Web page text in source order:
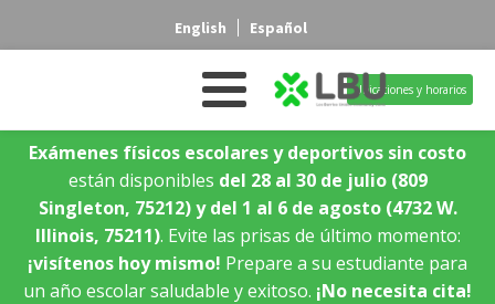
English Español
Ubicaciones y horarios
Exámenes físicos escolares y deportivos sin costo
están disponibles del 28 al 30 de julio (809
Singleton, 75212) y del 1 al 6 de agosto (4732 W.
Illinois, 75211). Evite las prisas de último momento:
¡visítenos hoy mismo! Prepare a su estudiante para
un año escolar saludable y exitoso. ¡No necesita cita!